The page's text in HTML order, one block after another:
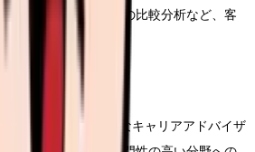
を活用した給与水準の比較分析など、客
ドバイスが特徴です。
うD社は、経験豊富なキャリアアドバイザ